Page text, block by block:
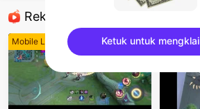
Rekomendasi
Mobile Legends Mobile
Ketuk untuk
sentinelEnd